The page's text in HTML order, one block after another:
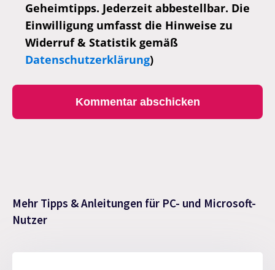
Geheimtipps. Jederzeit abbestellbar. Die
Einwilligung umfasst die Hinweise zu
Widerruf & Statistik gemäß
Datenschutzerklärung)
Mehr Tipps & Anleitungen für PC- und Microsoft-
Nutzer